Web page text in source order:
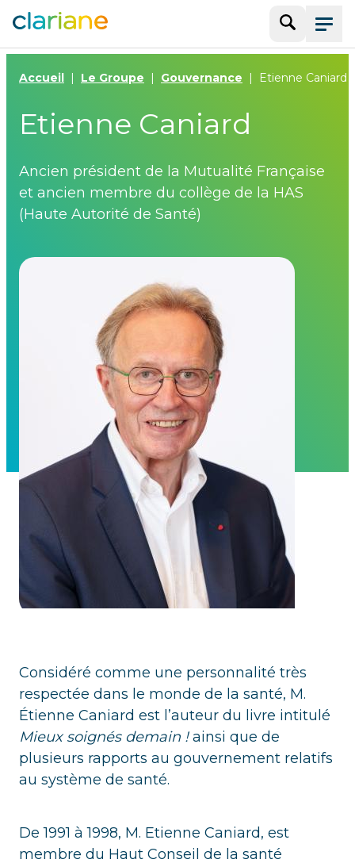
Menu
Accueil Le Groupe Gouvernance Etienne Caniard
Etienne Caniard
Ancien président de la Mutualité Française
et ancien membre du collège de la HAS
(Haute Autorité de Santé)
Considéré comme une personnalité très
respectée dans le monde de la santé, M.
Étienne Caniard est l’auteur du livre intitulé
Mieux soignés demain !ainsi que de
plusieurs rapports au gouvernement relatifs
au système de santé.
De 1991 à 1998, M. Etienne Caniard, est
membre du Haut Conseil de la santé